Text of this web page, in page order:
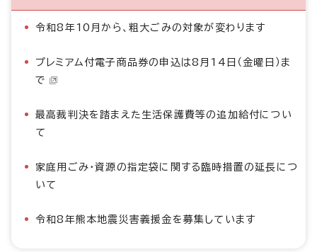
令和8年10月から、粗大ごみの対象が変わります
プレミアム付電子商品券の申込は8月14日（金曜日）ま
で
最高裁判決を踏まえた生活保護費等の追加給付につい
て
家庭用ごみ・資源の指定袋に関する臨時措置の延長につ
いて
令和8年熊本地震災害義援金を募集しています